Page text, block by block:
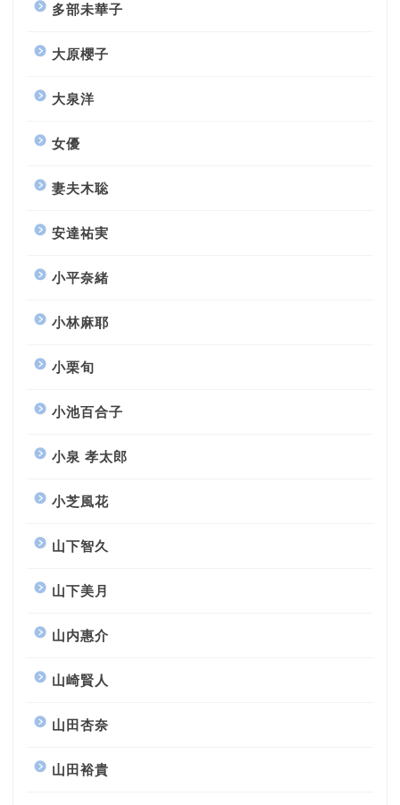
多部未華子
大原櫻子
大泉洋
女優
妻夫木聡
安達祐実
小平奈緒
小林麻耶
小栗旬
小池百合子
小泉 孝太郎
小芝風花
山下智久
山下美月
山内惠介
山崎賢人
山田杏奈
山田裕貴